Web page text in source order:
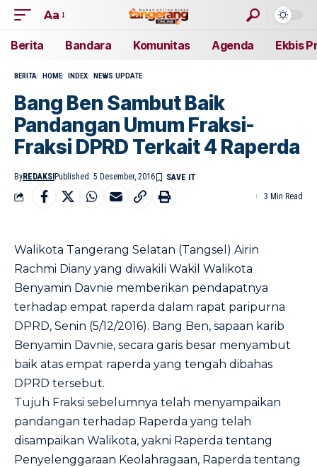
Aa
Berita Bandara Komunitas Agenda Ekbis
BERITA HOME INDEX NEWS UPDATE
Bang Ben Sambut Baik
Pandangan Umum Fraksi-
Fraksi DPRD Terkait 4 Raperda
ByREDAKSI Published: 5 Desember, 2016
3 Min Read
Walikota Tangerang Selatan (Tangsel) Airin
Rachmi Diany yang diwakili Wakil Walikota
Benyamin Davnie memberikan pendapatnya
terhadap empat raperda dalam rapat paripurna
DPRD, Senin (5/12/2016). Bang Ben, sapaan karib
Benyamin Davnie, secara garis besar menyambut
baik atas empat raperda yang tengah dibahas
DPRD tersebut.
Tujuh Fraksi sebelumnya telah menyampaikan
pandangan terhadap Raperda yang telah
disampaikan Walikota, yakni Raperda tentang
Penyelenggaraan Keolahragaan, Raperda tentang